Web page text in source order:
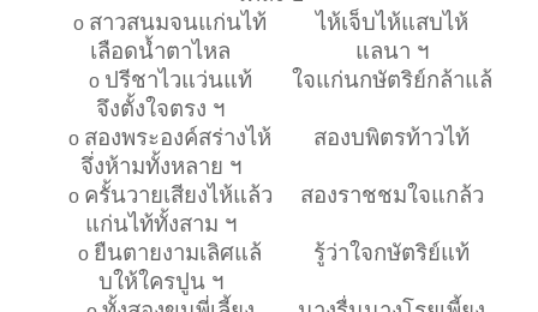
o สาวสนมจนแก่นไท้
ไห้เจ็บไห้แสบไห้
เลือดน้ำตาไหล
แลนา ฯ
o ปรีชาไวแว่นแท้
ใจแก่นกษัตริย์กล้าแล้
จึงตั้งใจตรง ฯ
o สองพระองค์สร่างไห้
สองบพิตรท้าวไท้
จึ่งห้ามทั้งหลาย ฯ
o ครั้นวายเสียงไห้แล้ว
สองราชชมใจแกล้ว
แก่นไท้ทั้งสาม ฯ
o ยืนตายงามเลิศแล้
รู้ว่าใจกษัตริย์แท้
บให้ใครปูน ฯ